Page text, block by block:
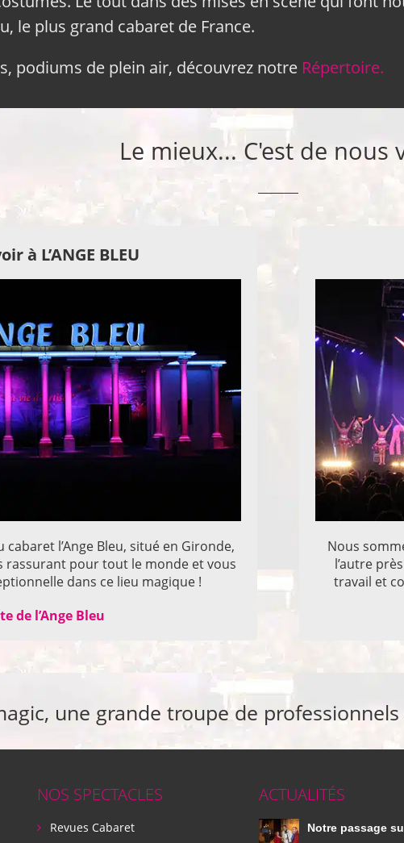
le plus grand cabaret de France.
podiums de plein air, découvrez notre Répertoire.
Le mieux... C'est de nous
à L’ANGE BLEU
l’Ange Bleu, situé en Gironde,
rassurant pour tout le monde et vous
dans ce lieu magique !
de l’Ange Bleu
Nous
l’autre
travail et
une grande troupe de
NOS SPECTACLES
Revues Cabaret
ACTUALITÉS
Notre passage